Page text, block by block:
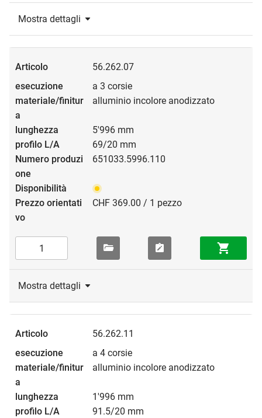
Mostra dettagli
56.262.07
a 3 corsie
alluminio incolore anodizzato
5'996 mm
69/20 mm
651033.5996.110
CHF 369.00 / 1 pezzo
Mostra dettagli
56.262.11
a 4 corsie
alluminio incolore anodizzato
1'996 mm
91.5/20 mm